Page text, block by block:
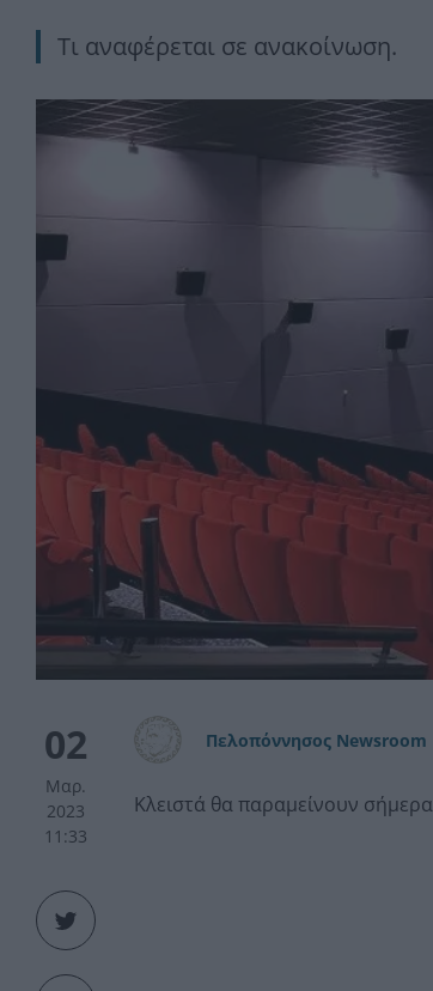
Τι αναφέρεται σε ανακοίνωση.
02
Μαρ.
2023
11:33
Πελοπόννησος Newsroom
Κλειστά θα παραμείνουν σήμερα